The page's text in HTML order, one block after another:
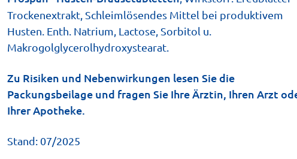
Trockenextrakt, Schleimlösendes Mittel bei produktivem
Husten. Enth. Natrium, Lactose, Sorbitol u.
Makrogolglycerolhydroxystearat.
Zu Risiken und Nebenwirkungen lesen Sie die
Packungsbeilage und fragen Sie Ihre Ärztin, Ihren Arzt
Ihrer Apotheke.
Stand: 07/2025